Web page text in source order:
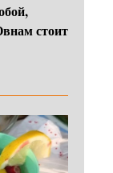
стоит